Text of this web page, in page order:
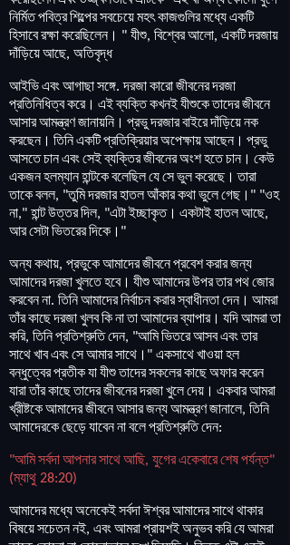
নির্মিতপবিত্রশিল্পেরসবচেয়েমহৎকাজগুলিরমধ্যেএকটি
হিসাবেরক্ষাকরেছিলেন। " যীশু, বিশ্বেরআলো, একটিদরজায়
দাঁড়িয়েআছে, অতিবৃদ্ধ
আইভিএবংআগাছাসঙ্গে.দরজাকারোজীবনেরদরজা
প্রতিনিধিত্বকরে। এইব্যক্তিকখনইযীশুকেতাদেরজীবনে
আসারআমন্ত্রণজানায়নি। প্রভুদরজারবাইরেদাঁড়িয়েনক
করছেন। তিনিএকটিপ্রতিক্রিয়ারঅপেক্ষায়আছেন। প্রভু
আসতেচানএবংসেইব্যক্তিরজীবনেরঅংশহতেচান। কেউ
একজনহলম্যানহান্টকেবলেছিলযেসেভুলকরেছে। তারা
তাকেবলল, "তুমিদরজারহাতলআঁকারকথাভুলেগেছ। " "ওহ
না," হান্টউত্তরদিল, "এটাইচ্ছাকৃত। একটাইহাতলআছে,
আরসেটাভিতরেরদিকে । "
অন্যকথায়, প্রভুকেআমাদেরজীবনেপ্রবেশকরারজন্য
আমাদেরদরজাখুলতেহবে। যীশুআমাদেরউপরতারপথজোর
করবেননা. তিনিআমাদেরনির্বাচনকরারস্বাধীনতাদেন। আমরা
তাঁরকাছেদরজাখুলবকিনাতাআমাদেরব্যাপার। যদিআমরাতা
করি, তিনিপ্রতিশ্রুতিদেন, "আমিভিতরেআসবএবংতার
সাথেখাবএবংসেআমারসাথে । " একসাথেখাওয়াহল
বন্ধুত্বেরপ্রতীকযাযীশুতাদেরসকলেরকাছেঅফারকরেন
যারাতাঁরকাছেতাদেরজীবনেরদরজাখুলেদেয় । একবারআমরা
খ্রীষ্টকেআমাদেরজীবনেআসারজন্যআমন্ত্রণজানালে, তিনি
আমাদেরকেছেড়েযাবেননাবলেপ্রতিশ্রুতিদেন:
"আমিসর্বদাআপনারসাথেআছি, যুগেরএকেবারেশেষপর্যন্ত"
(ম্যাথু 28:20)
আমাদেরমধ্যেঅনেকেইসর্বদাঈশ্বরআমাদেরসাথেথাকার
বিষয়েসচেতননই, এবংআমরাপ্রায়শইঅনুভবকরিযেআমরা